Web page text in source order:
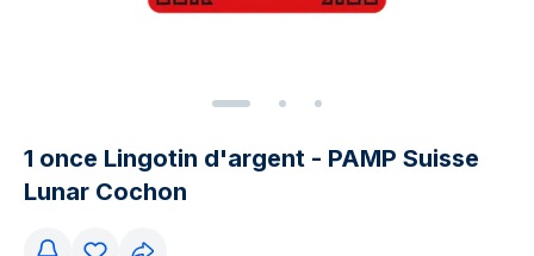
1 once Lingotin d'argent - PAMP Suisse
Lunar Cochon